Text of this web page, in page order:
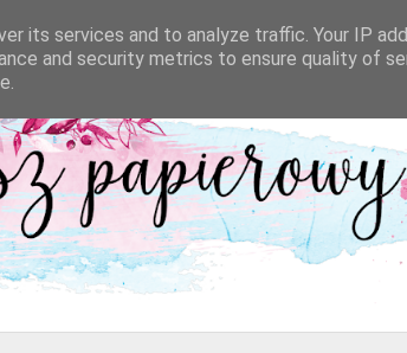
its services and to analyze traffic. Your IP
and security metrics to ensure quality of